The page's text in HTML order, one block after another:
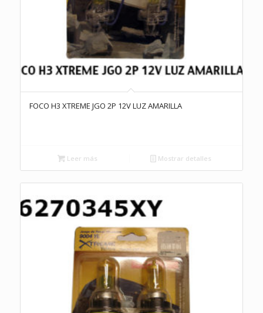
FOCO H3 XTREME JGO 2P 12V LUZ AMARILLA
Leer más Mostrar detalles